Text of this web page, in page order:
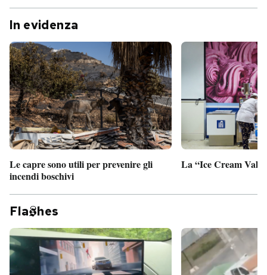
In evidenza
Le capre sono utili per prevenire gli
incendi boschivi
La “Ice Cream
Fla hes